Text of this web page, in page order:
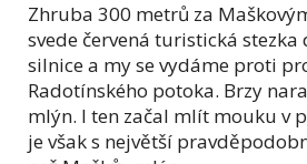
Zhruba 300 metrů za
svede červená turistická stezka
silnice a my se vydáme proti
Radotínského potoka. Brzy
mlýn. I ten začal mlít mouku v
je však s největší